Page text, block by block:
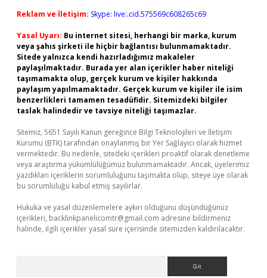
Reklam ve İletişim: Skype: live:.cid.575569c608265c69
Yasal Uyarı: Bu internet sitesi, herhangi bir marka, kurum
veya şahıs şirketi ile hiçbir bağlantısı bulunmamaktadır.
Sitede yalnızca kendi hazırladığımız makaleler
paylaşılmaktadır. Burada yer alan içerikler haber niteliği
taşımamakta olup, gerçek kurum ve kişiler hakkında
paylaşım yapılmamaktadır. Gerçek kurum ve kişiler ile isim
benzerlikleri tamamen tesadüfidir. Sitemizdeki bilgiler
taslak halindedir ve tavsiye niteliği taşımazlar.
Sitemiz, 5651 Sayılı Kanun gereğince Bilgi Teknolojileri ve İletişim
Kurumu (BTK) tarafından onaylanmış bir Yer Sağlayıcı olarak hizmet
vermektedir. Bu nedenle, sitedeki içerikleri proaktif olarak denetleme
veya araştırma yükümlülüğümüz bulunmamaktadır. Ancak, üyelerimiz
yazdıkları içeriklerin sorumluluğunu taşımakta olup, siteye üye olarak
bu sorumluluğu kabul etmiş sayılırlar.
Hukuka ve yasal düzenlemelere aykırı olduğunu düşündüğünüz
içerikleri, backlinkpanelicomtr@gmail.com adresine bildirmeniz
halinde, ilgili içerikler yasal süre içerisinde sitemizden kaldırılacaktır.